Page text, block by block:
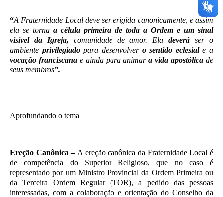
“A Fraternidade Local deve ser erigida canonicamente, e assim
ela se tornaa célula primeira de toda a Ordem e um sinal
visível da Igreja, comunidade de amor. Eladeveráser o
ambiente privilegiadopara desenvolver o sentido eclesiale a
vocação franciscana e ainda para animara vida apostólicade
seus membros”.
Aprofundando o tema
Ereção Canônica – A ereção canônica da Fraternidade Local é
de competência do Superior Religioso, que no caso é
representado por um Ministro Provincial da Ordem Primeira ou
da Terceira Ordem Regular (TOR), a pedido das pessoas
interessadas, com a colaboração e orientação do Conselho da